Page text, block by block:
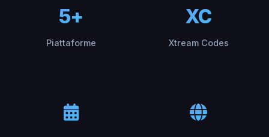
5+
Piattaforme
XC
Xtream Codes